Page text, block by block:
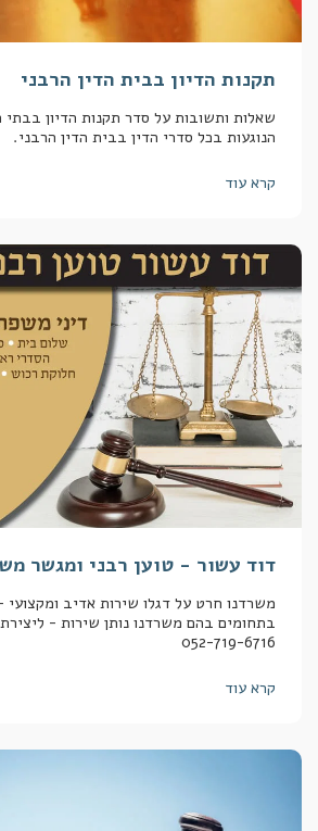
תקנות הדיון בבית הדין הרבני
שאלות ותשובות על סדר תקנות הדיון בבתי
הנוגעות בכל סדרי הדין בבית הדין הרבני.
קרא עוד
דוד עשור - טוען רבני ומגשר
משרדנו חרט על דגלו שירות אדיב ומקצועי
בתחומים בהם משרדנו נותן שירות -
052-719-6716
קרא עוד